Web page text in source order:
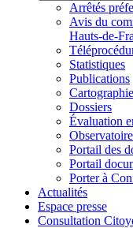
Arrêtés
Avis du
Hauts-de-
Statistiques
Publications
Dossiers
Évaluation
Portail des
Portail
Porter à
Actualités
Espace presse
Consultation